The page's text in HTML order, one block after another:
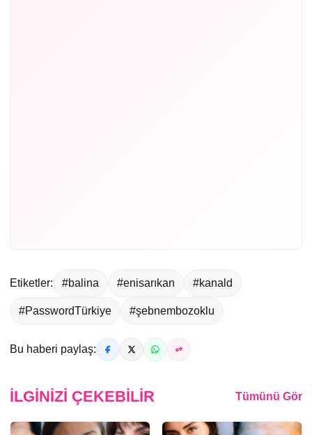
Etiketler: #balina #enisarıkan #kanald
#PasswordTürkiye #şebnembozoklu
Bu haberi paylaş:
İLGINIZI ÇEKEBILIR Tümünü Gör